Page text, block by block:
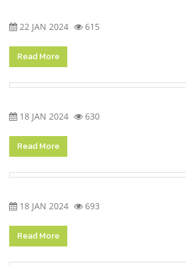
22 JAN 2024 615
Read More
18 JAN 2024 630
Read More
18 JAN 2024 693
Read More